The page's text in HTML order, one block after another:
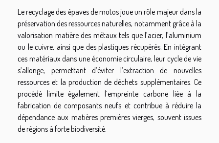
Le recyclage des épaves de motos joue un rôle majeur dans la
préservation des ressources naturelles, notamment grâce à la
valorisation matière des métaux tels que l’acier, l’aluminium
ou le cuivre, ainsi que des plastiques récupérés. En intégrant
ces matériaux dans une économie circulaire, leur cycle de vie
s’allonge, permettant d’éviter l’extraction de nouvelles
ressources et la production de déchets supplémentaires. Ce
procédé limite également l’empreinte carbone liée à la
fabrication de composants neufs et contribue à réduire la
dépendance aux matières premières vierges, souvent issues
de régions à forte biodiversité.